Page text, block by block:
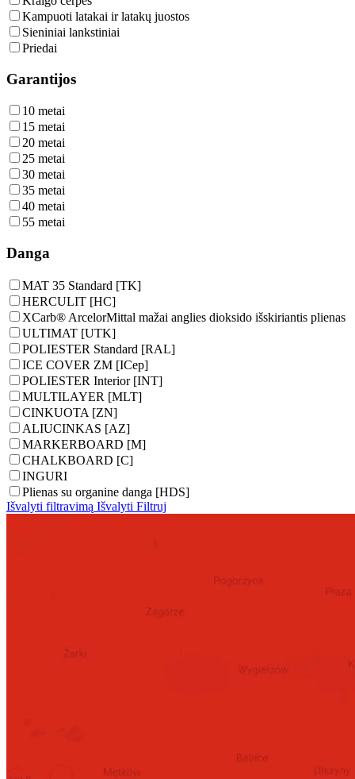
Kampuoti latakai ir latakų juostos
Sieniniai lankstiniai
Priedai
Garantijos
10 metai
15 metai
20 metai
25 metai
30 metai
35 metai
40 metai
55 metai
Danga
MAT 35 Standard [TK]
HERCULIT [HC]
XCarb® ArcelorMittal mažai anglies dioksido išskiriantis plienas
ULTIMAT [UTK]
POLIESTER Standard [RAL]
ICE COVER ZM [ICep]
POLIESTER Interior [INT]
MULTILAYER [MLT]
CINKUOTA [ZN]
ALIUCINKAS [AZ]
MARKERBOARD [M]
CHALKBOARD [C]
INGURI
Plienas su organine danga [HDS]
Išvalyti filtravimą Išvalyti Filtruj